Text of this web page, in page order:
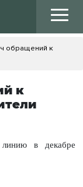
обращений к
к
в декабре